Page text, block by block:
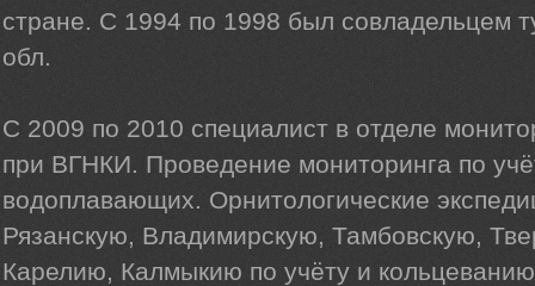
стране. C 1994 по 1998 был совладельцем
обл.
С 2009 по 2010 специалист в отделе
при ВГНКИ. Проведение мониторинга по
водоплавающих. Орнитологические
Рязанскую, Владимирскую, Тамбовскую,
Карелию, Калмыкию по учёту и кольцеванию